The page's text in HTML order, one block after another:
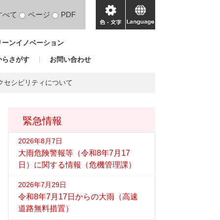
べて ページ PDF
色・
文
language
ンイノベーション
らさがす お問い合わせ
セシビリティについて
緊急情報
2026年8月7日
大雨危険警報等（令和8年7月17
日）に関する情報（危機管理課）
2026年7月29日
令和8年7月17日からの大雨（高速
道路無料措置）